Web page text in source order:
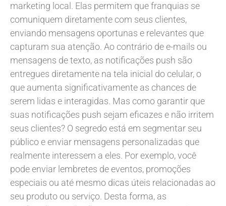
marketing local. Elas permitem que franquias se
comuniquem diretamente com seus clientes,
enviando mensagens oportunas e relevantes que
capturam sua atenção. Ao contrário de e-mails ou
mensagens de texto, as notificações push são
entregues diretamente na tela inicial do celular, o
que aumenta significativamente as chances de
serem lidas e interagidas. Mas como garantir que
suas notificações push sejam eficazes e não irritem
seus clientes? O segredo está em segmentar seu
público e enviar mensagens personalizadas que
realmente interessem a eles. Por exemplo, você
pode enviar lembretes de eventos, promoções
especiais ou até mesmo dicas úteis relacionadas ao
seu produto ou serviço. Desta forma, as